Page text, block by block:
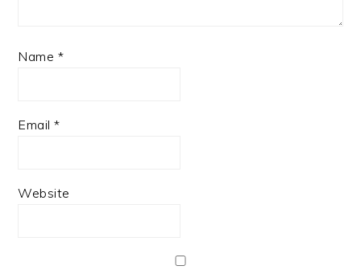
Name *
Email*
Website